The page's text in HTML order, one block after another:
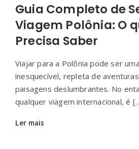
Guia Completo de
Viagem Polônia: O
Precisa Saber
Viajar para a Polônia pode ser
inesquecível, repleta de
paisagens deslumbrantes. No
qualquer viagem internacional, é
Ler mais